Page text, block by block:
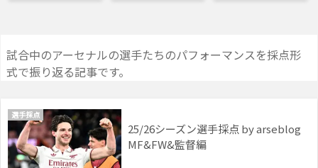
試合中のアーセナルの選手たちのパフォーマンスを採点形
式で振り返る記事です。
選手採点
25/26シーズン選手採点 by arseblog
MF&FW&監督編